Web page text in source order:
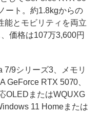
ート。約1.8kgからの
能とモビリティを両立
価格は107万3,600円
9シリーズ3、メモリ
GeForce RTX 5070、
OLEDまたはWQUXG
11 Homeまたは